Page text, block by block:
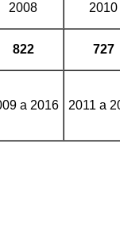
2008 2010
822 727
a 2016 2011 a